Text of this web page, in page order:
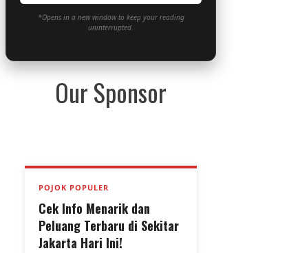
*Opens in a new window to keep your reading
uninterrupted.
Our Sponsor
POJOK POPULER
Cek Info Menarik dan
Peluang Terbaru di Sekitar
Jakarta Hari Ini!